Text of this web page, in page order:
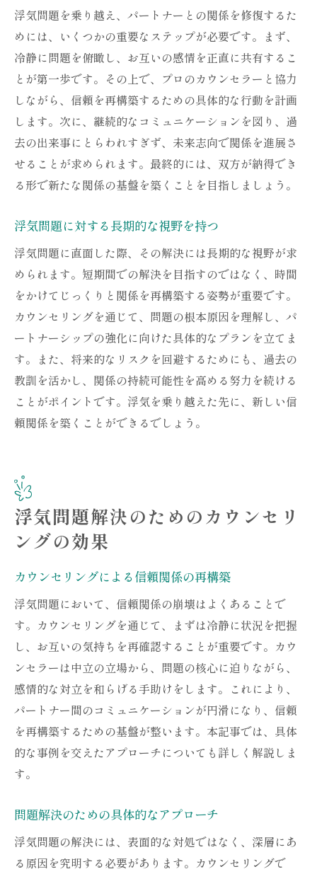
浮気問題を乗り越え、パートナーとの関係を修復するた
めには、いくつかの重要なステップが必要です。まず、
冷静に問題を俯瞰し、お互いの感情を正直に共有するこ
とが第一歩です。その上で、プロのカウンセラーと協力
しながら、信頼を再構築するための具体的な行動を計画
します。次に、継続的なコミュニケーションを図り、過
去の出来事にとらわれすぎず、未来志向で関係を進展さ
せることが求められます。最終的には、双方が納得でき
る形で新たな関係の基盤を築くことを目指しましょう。
浮気問題に対する長期的な視野を持つ
浮気問題に直面した際、その解決には長期的な視野が求
められます。短期間での解決を目指すのではなく、時間
をかけてじっくりと関係を再構築する姿勢が重要です。
カウンセリングを通じて、問題の根本原因を理解し、パ
ートナーシップの強化に向けた具体的なプランを立てま
す。また、将来的なリスクを回避するためにも、過去の
教訓を活かし、関係の持続可能性を高める努力を続ける
ことがポイントです。浮気を乗り越えた先に、新しい信
頼関係を築くことができるでしょう。
浮気問題解決のためのカウンセリ
ングの効果
カウンセリングによる信頼関係の再構築
浮気問題において、信頼関係の崩壊はよくあることで
す。カウンセリングを通じて、まずは冷静に状況を把握
し、お互いの気持ちを再確認することが重要です。カウ
ンセラーは中立の立場から、問題の核心に迫りながら、
感情的な対立を和らげる手助けをします。これにより、
パートナー間のコミュニケーションが円滑になり、信頼
を再構築するための基盤が整います。本記事では、具体
的な事例を交えたアプローチについても詳しく解説しま
す。
問題解決のための具体的なアプローチ
浮気問題の解決には、表面的な対処ではなく、深層にあ
る原因を究明する必要があります。カウンセリングで